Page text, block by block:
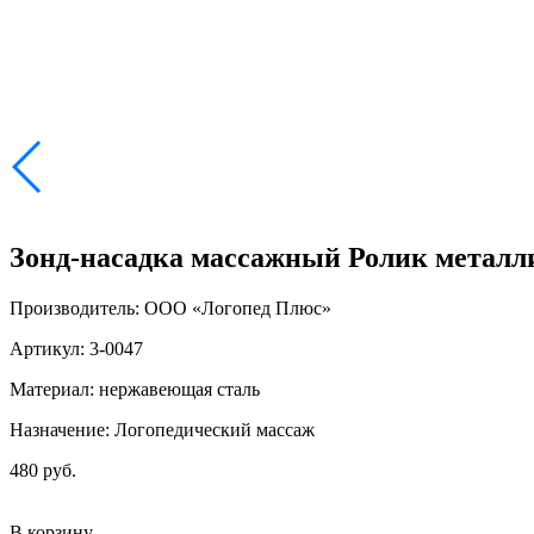
Зонд-насадка массажный Ролик
Производитель: ООО «Логопед Плюс»
Артикул: 3-0047
Материал: нержавеющая сталь
Назначение: Логопедический массаж
480 руб.